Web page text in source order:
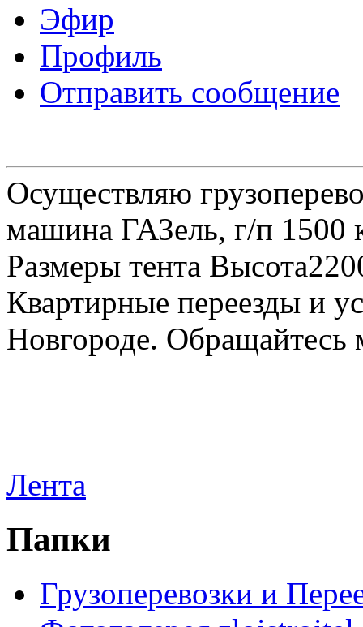
Эфир
Профиль
Отправить сообщение
Осуществляю
машина ГАЗель, г/п 1500
Размеры тента
Квартирные переезды и
Новгороде.
Лента
Папки
Грузоперевозки и